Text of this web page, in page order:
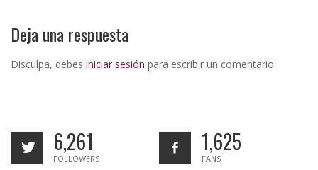
Deja una respuesta
Disculpa, debes iniciar sesión para escribir un comentario.
6,261
FOLLOWERS
1,625
FANS